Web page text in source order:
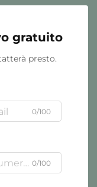
gratuito
presto.
0/100
0/100